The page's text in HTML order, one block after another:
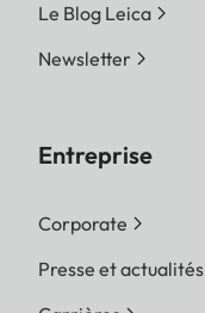
Le Blog Leica
Newsletter
Entreprise
Corporate
Presse et actualités